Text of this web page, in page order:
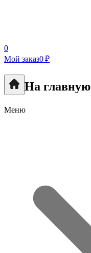
0
Мой заказ0 ₽
На главную
Меню